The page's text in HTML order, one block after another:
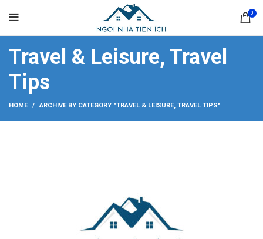
0
Travel & Leisure, Travel
Tips
HOME ARCHIVE BY CATEGORY "TRAVEL & LEISURE, TRAVEL TIPS"